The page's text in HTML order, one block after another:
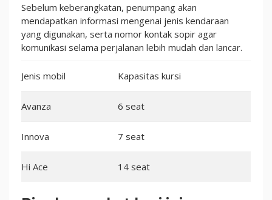
Sebelum keberangkatan, penumpang akan
mendapatkan informasi mengenai jenis kendaraan
yang digunakan, serta nomor kontak sopir agar
komunikasi selama perjalanan lebih mudah dan lancar.
Jenis mobil Kapasitas kursi
Avanza 6 seat
Innova 7 seat
Hi Ace 14 seat